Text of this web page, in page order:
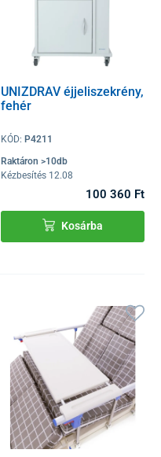
UNIZDRAV éjjeliszekrény,
fehér
KÓD:P4211
Raktáron >10db
Kézbesítés 12.08
100 360 Ft
Kosárba